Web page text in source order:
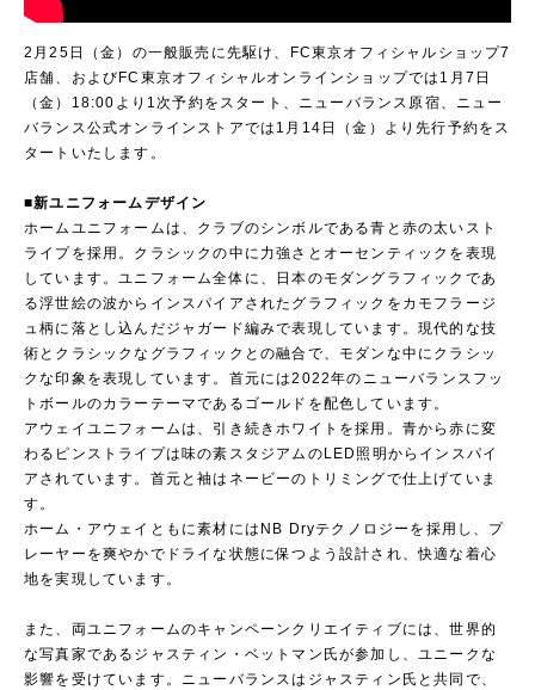
2月25日（金）の一般販売に先駆け、FC東京オフィシャルショップ7
店舗、およびFC東京オフィシャルオンラインショップでは1月7日
（金）18:00より1次予約をスタート、ニューバランス原宿、ニュー
バランス公式オンラインストアでは1月14日（金）より先行予約をス
タートいたします。
■新ユニフォームデザイン
ホームユニフォームは、クラブのシンボルである青と赤の太いスト
ライプを採用。クラシックの中に力強さとオーセンティックを表現
しています。ユニフォーム全体に、日本のモダングラフィックであ
る浮世絵の波からインスパイアされたグラフィックをカモフラージ
ュ柄に落とし込んだジャガード編みで表現しています。現代的な技
術とクラシックなグラフィックとの融合で、モダンな中にクラシッ
クな印象を表現しています。首元には2022年のニューバランスフッ
トボールのカラーテーマであるゴールドを配色しています。
アウェイユニフォームは、引き続きホワイトを採用。青から赤に変
わるピンストライプは味の素スタジアムのLED照明からインスパイ
アされています。首元と袖はネービーのトリミングで仕上げていま
す。
ホーム・アウェイともに素材にはNB Dryテクノロジーを採用し、プ
レーヤーを爽やかでドライな状態に保つよう設計され、快適な着心
地を実現しています。
また、両ユニフォームのキャンペーンクリエイティブには、世界的
な写真家であるジャスティン・ベットマン氏が参加し、ユニークな
影響を受けています。ニューバランスはジャスティン氏と共同で、